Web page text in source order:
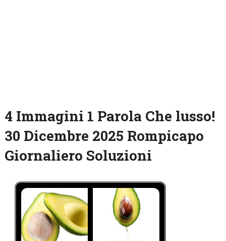
4 Immagini 1 Parola Che lusso!
30 Dicembre 2025 Rompicapo
Giornaliero Soluzioni